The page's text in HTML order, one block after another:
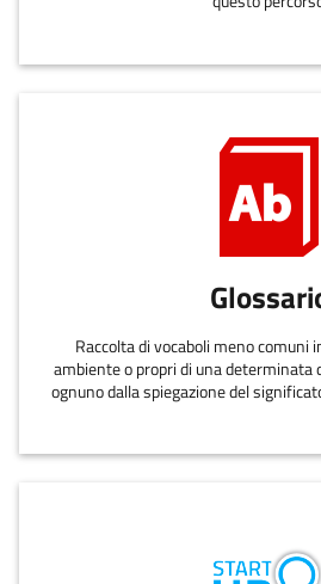
Raccolta di vocaboli meno comuni
ambiente o propri di una determinata
ognuno dalla spiegazione del